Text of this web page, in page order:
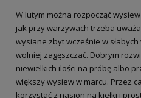
W lutym można rozpocząć
jak przy warzywach trzeba
wysiane zbyt wcześnie w
wolniej zagęszczać. Dobrym
niewielkich ilości na próbę albo
większy wysiew w marcu. Przez
korzystać z nasion na kiełki i